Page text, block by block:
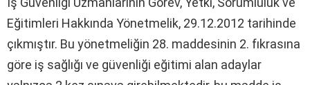
Eğitimleri Hakkında Yönetmelik, 29.12.2012 tarihinde
çıkmıştır. Bu yönetmeliğin 28. maddesinin 2. fıkrasına
göre iş sağlığı ve güvenliği eğitimi alan adaylar